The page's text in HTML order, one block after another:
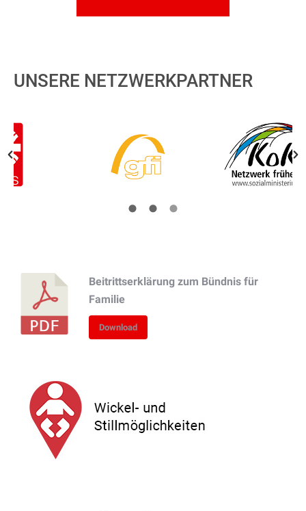
UNSERE NETZWERKPARTNER
Beitrittserklärung zum Bündnis für
Familie
Download